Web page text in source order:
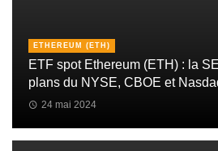
ETHEREUM (ETH)
ETF spot Ethereum (ETH) : la
plans du NYSE, CBOE et
24 mai 2024